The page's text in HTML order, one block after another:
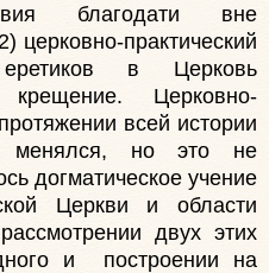
благодати вне
церковно-практический
в Церковь
крещение. Церковно-
всей истории
менялся, но это не
догматическое учение
Церкви и области
двух этих
и построении на